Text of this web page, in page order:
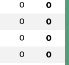
0 0
0 0
0 0
0 0